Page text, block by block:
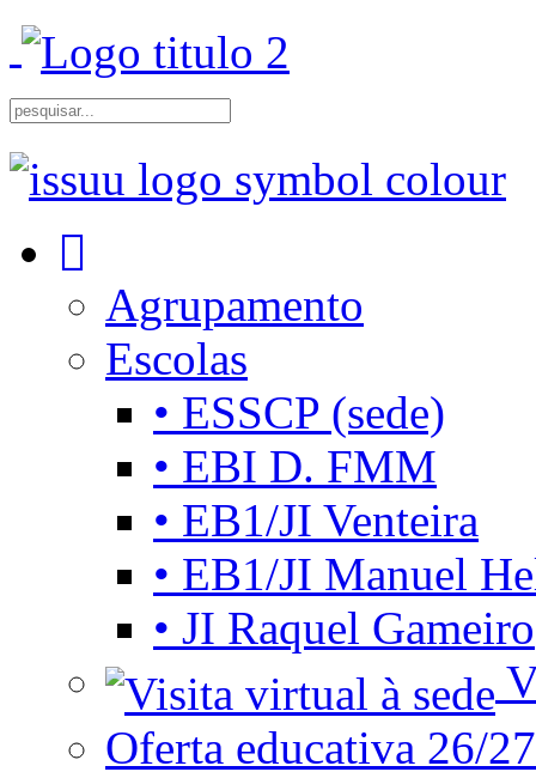
Agrupamento
Escolas
• ESSCP (sede)
• EBI D. FMM
• EB1/JI Venteira
• EB1/JI Manuel
• JI Raquel Gameiro
Oferta educativa 26/27